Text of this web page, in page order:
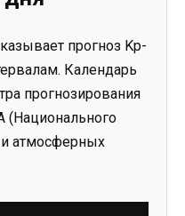
прогноз Kp-
Календарь
прогнозирования
(Национального
и атмосферных